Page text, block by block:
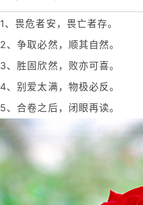
1、畏危者安，畏亡者存。
2、争取必然，顺其自然。
3、胜固欣然，败亦可喜。
4、别爱太满，物极必反。
5、合卷之后，闭眼再读。